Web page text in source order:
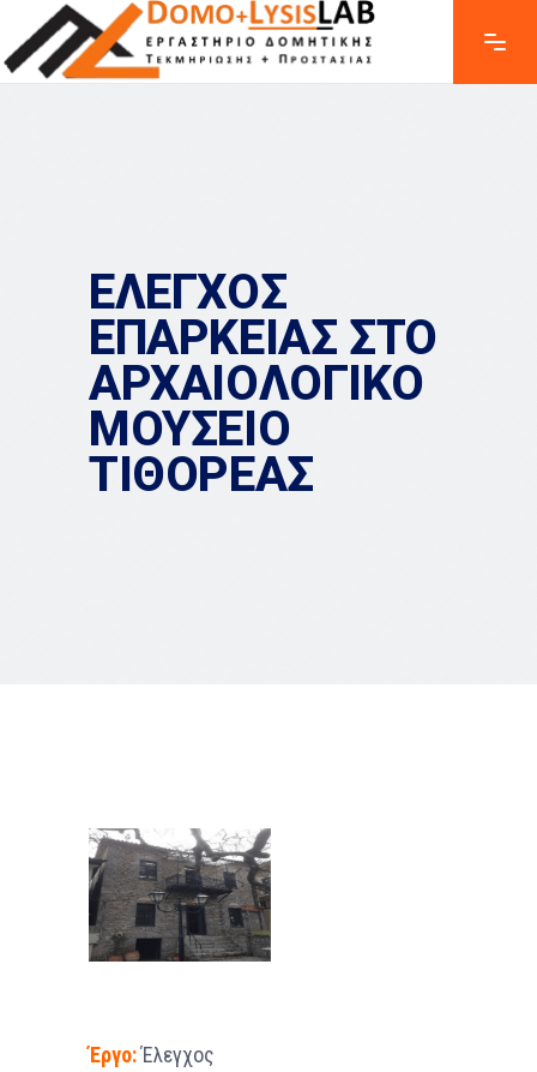
ΕΛΕΓΧΟΣ
ΕΠΑΡΚΕΙΑΣ ΣΤΟ
ΑΡΧΑΙΟΛΟΓΙΚΟ
ΜΟΥΣΕΙΟ
ΤΙΘΟΡΕΑΣ
Έργο:Έλεγχος